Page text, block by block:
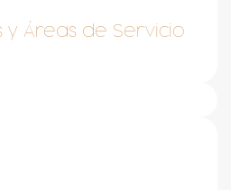
y Áreas de Servicio